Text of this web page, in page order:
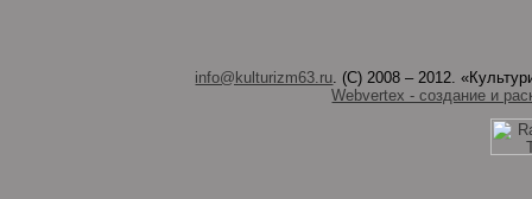
info@kulturizm63.ru. (C) 2008 – 2012.
Webvertex - создание и